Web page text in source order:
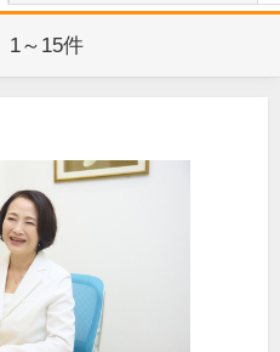
1～15件